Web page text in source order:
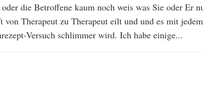
die Betroffene kaum noch weis was Sie oder Er
von Therapeut zu Therapeut eilt und und es mit
Versuch schlimmer wird. Ich habe einige...